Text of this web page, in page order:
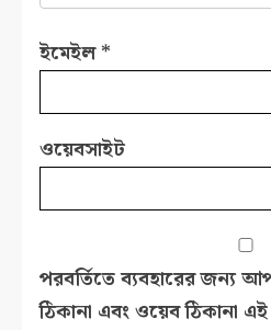
ইমেইল*
ওয়েবসাইট
পরবর্তিতে ব্যবহারের জন্য
ঠিকানা এবং ওয়েব ঠিকানা